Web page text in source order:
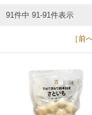
食の安全・安心への
ギフト
プリペイドカード・
マルチコピー機でで
コピー
プリント
宅配便
切手・はがき・印紙
チケットサービス
セブンチケット
セブン‐イレブンでお
ニュースリリース
企業理念
会社概要
サステナビリティ
サステナビリティト
セブン＆アイ・ホー
サステナビリティ活
加盟店オーナー
91件中 91-91件表示
［前